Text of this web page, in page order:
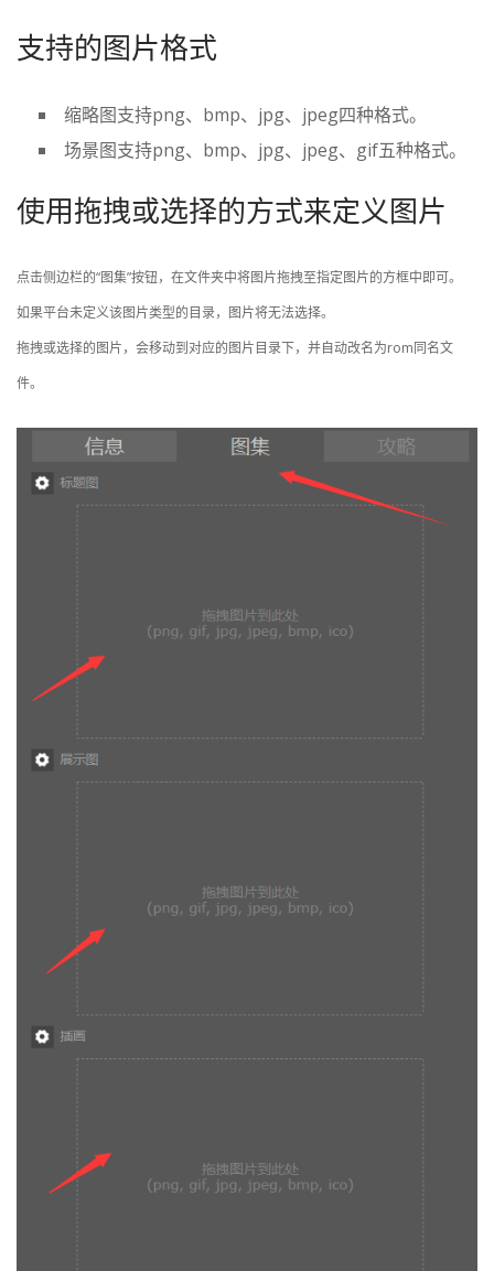
支持的图片格式
缩略图支持png、bmp、jpg、jpeg四种格式。
场景图支持png、bmp、jpg、jpeg、gif五种格式。
使用拖拽或选择的方式来定义图片
点击侧边栏的“图集”按钮，在文件夹中将图片拖拽至指定图片的方框中即可。
如果平台未定义该图片类型的目录，图片将无法选择。
拖拽或选择的图片，会移动到对应的图片目录下，并自动改名为rom同名文
件。